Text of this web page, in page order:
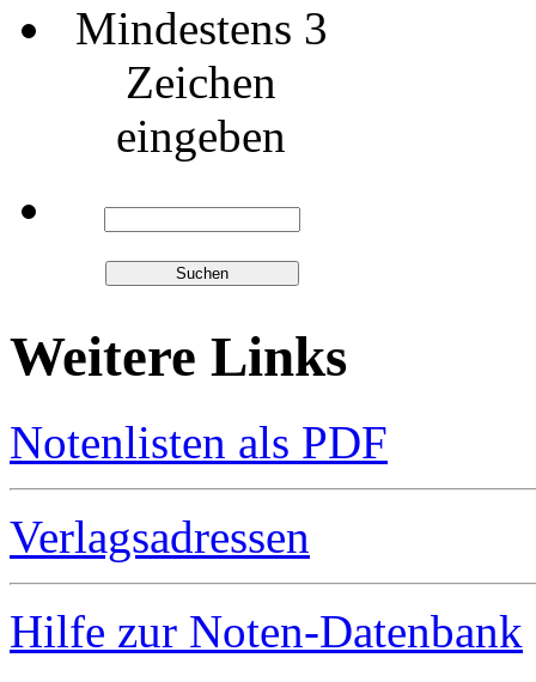
Mindestens 3
Zeichen
eingeben
Weitere Links
Notenlisten als PDF
Verlagsadressen
Hilfe zur Noten-Datenbank